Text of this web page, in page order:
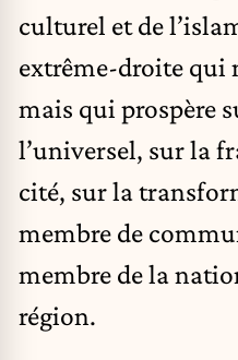
culturel et de
extrême-droite qui
mais qui prospère
l’universel, sur la
cité, sur la
membre de
membre de la
région.